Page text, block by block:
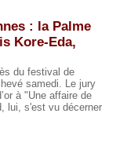
: la Palme
Kore-Eda,
du festival de
samedi. Le jury
à "Une affaire de
lui, s'est vu décerner